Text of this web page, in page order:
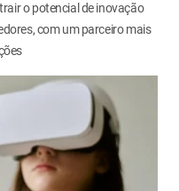
o potencial de inovação
com um parceiro mais